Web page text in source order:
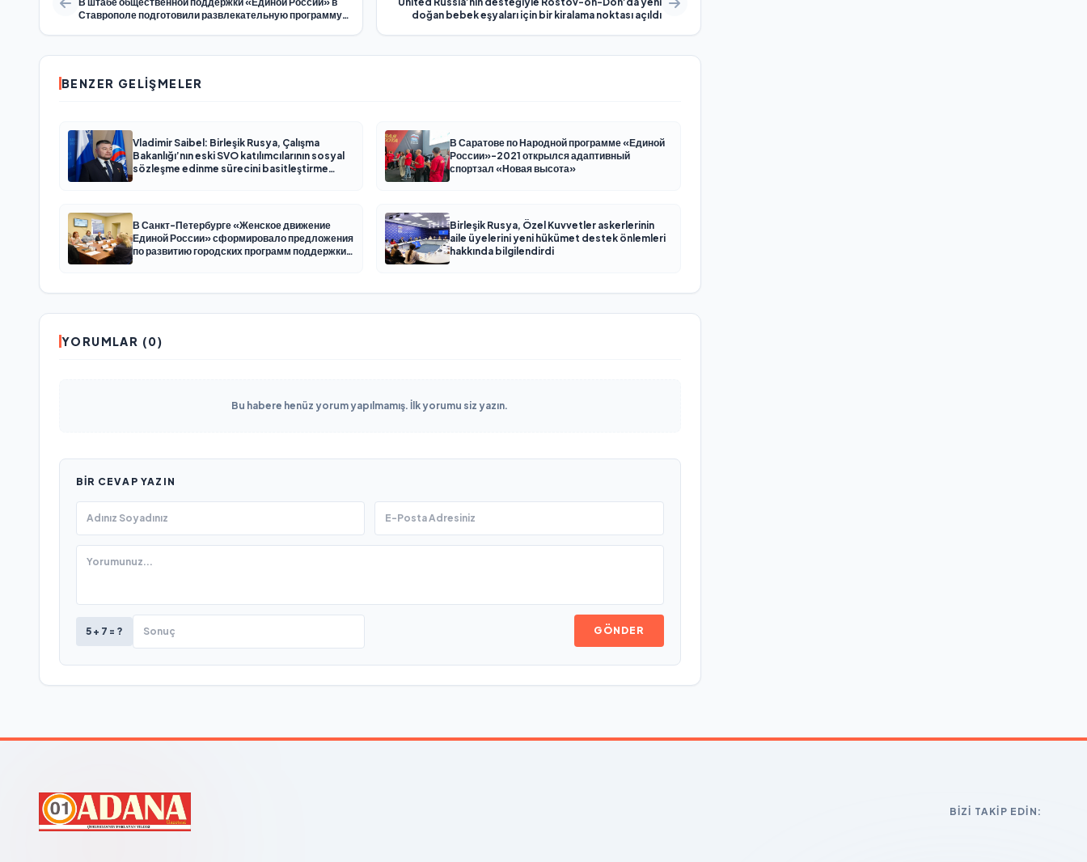
Ставрополе подготовили развлекательную программу
doğan bebek eşyaları için bir kiralama noktası açıldı
BENZER GELIŞMELER
Vladimir Saibel: Birleşik Rusya, Çalışma
Bakanlığı’nın eski SVO katılımcılarının sosyal
sözleşme edinme sürecini basitleştirme
В Саратове по Народной программе «Единой
России»-2021 открылся адаптивный
спортзал «Новая высота»
В Санкт-Петербурге «Женское движение
Единой России» сформировало предложения
по развитию городских программ поддержки
Birleşik Rusya, Özel Kuvvetler askerlerinin
aile üyelerini yeni hükümet destek önlemleri
hakkında bilgilendirdi
YORUMLAR (0)
Bu habere henüz yorum yapılmamış. İlk yorumu siz yazın.
BIR CEVAP YAZIN
5 + 7 = ? GÖNDER
BIZI TAKIP EDIN: